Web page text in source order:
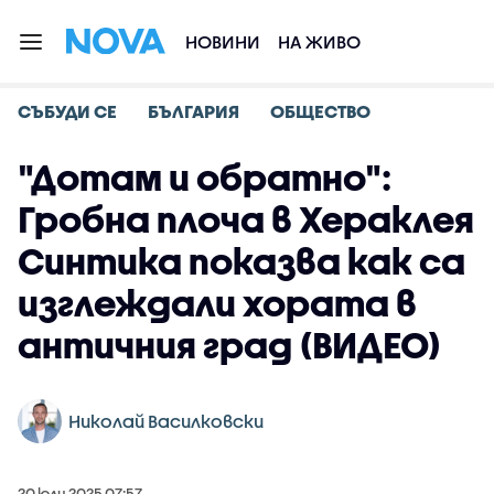
НОВИНИ НА ЖИВО
СЪБУДИ СЕ БЪЛГАРИЯ ОБЩЕСТВО
"Дотам и обратно":
Гробна плоча в Хераклея
Синтика показва как са
изглеждали хората в
античния град (ВИДЕО)
Николай Василковски